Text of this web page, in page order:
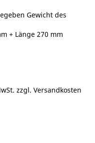
Gewicht des
+ Länge 270 mm
zzgl. Versandkosten